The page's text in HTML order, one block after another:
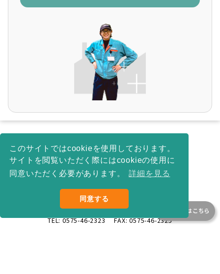
このサイトではcookieを使用しております。
サイトを閲覧いただく際にはcookieの使用に
同意いただく必要があります。
詳細を見る
同意する
お問合せはこちら
501-2697 岐阜県 関市武芸川町跡部1333-1
TEL:0575-46-2323FAX:0575-46-2325